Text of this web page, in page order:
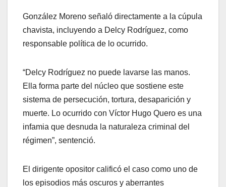
González Moreno señaló directamente a la cúpula
chavista, incluyendo a Delcy Rodríguez, como
responsable política de lo ocurrido.
“Delcy Rodríguez no puede lavarse las manos.
Ella forma parte del núcleo que sostiene este
sistema de persecución, tortura, desaparición y
muerte. Lo ocurrido con Víctor Hugo Quero es una
infamia que desnuda la naturaleza criminal del
régimen”, sentenció.
El dirigente opositor calificó el caso como uno de
los episodios más oscuros y aberrantes